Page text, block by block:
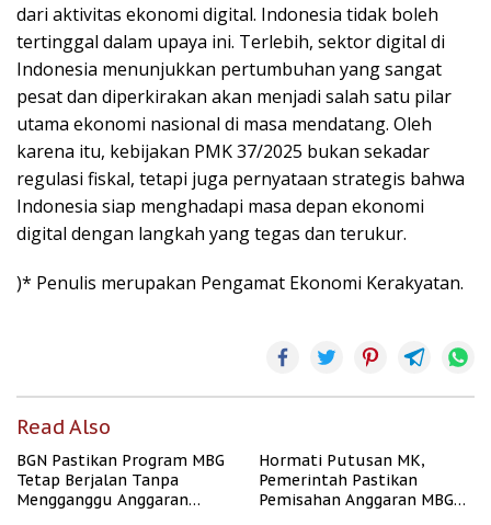
dari aktivitas ekonomi digital. Indonesia tidak boleh
tertinggal dalam upaya ini. Terlebih, sektor digital di
Indonesia menunjukkan pertumbuhan yang sangat
pesat dan diperkirakan akan menjadi salah satu pilar
utama ekonomi nasional di masa mendatang. Oleh
karena itu, kebijakan PMK 37/2025 bukan sekadar
regulasi fiskal, tetapi juga pernyataan strategis bahwa
Indonesia siap menghadapi masa depan ekonomi
digital dengan langkah yang tegas dan terukur.
)* Penulis merupakan Pengamat Ekonomi Kerakyatan.
Read Also
BGN Pastikan Program MBG
Tetap Berjalan Tanpa
Mengganggu Anggaran
Hormati Putusan MK,
Pemerintah Pastikan
Pemisahan Anggaran MBG